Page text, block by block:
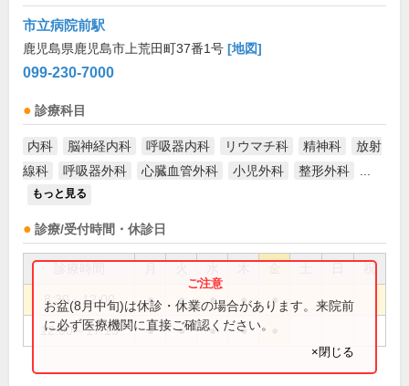
市立病院前駅
鹿児島県鹿児島市上荒田町37番1号 [地図]
099-230-7000
診療科目
内科 脳神経内科 呼吸器内科 リウマチ科 精神科
放射
線科
呼吸器外科 心臓血管外科 小児外科 整形外科
もっと見る
診療/受付時間・休診日
祝
8:30～12:00 ● ● ● ● ●
12:00～17:15 ● ● ● ●
お盆(8月中旬)は休診・休業の場合があります。来院前
に必ず医療機関に直接ご確認ください。
×閉じる